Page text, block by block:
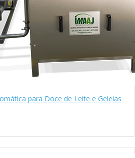
para Doce de Leite e Geleias